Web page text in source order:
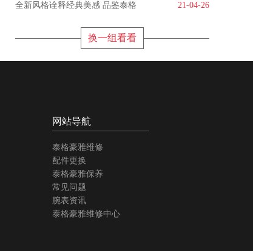
全新风格诠释经典美感 品鉴泰格
21-04-26
换一组看看
网站导航
泰格豪雅维修
配件更换
泰格豪雅保养
常见问题
腕表资讯
泰格豪雅维修中心